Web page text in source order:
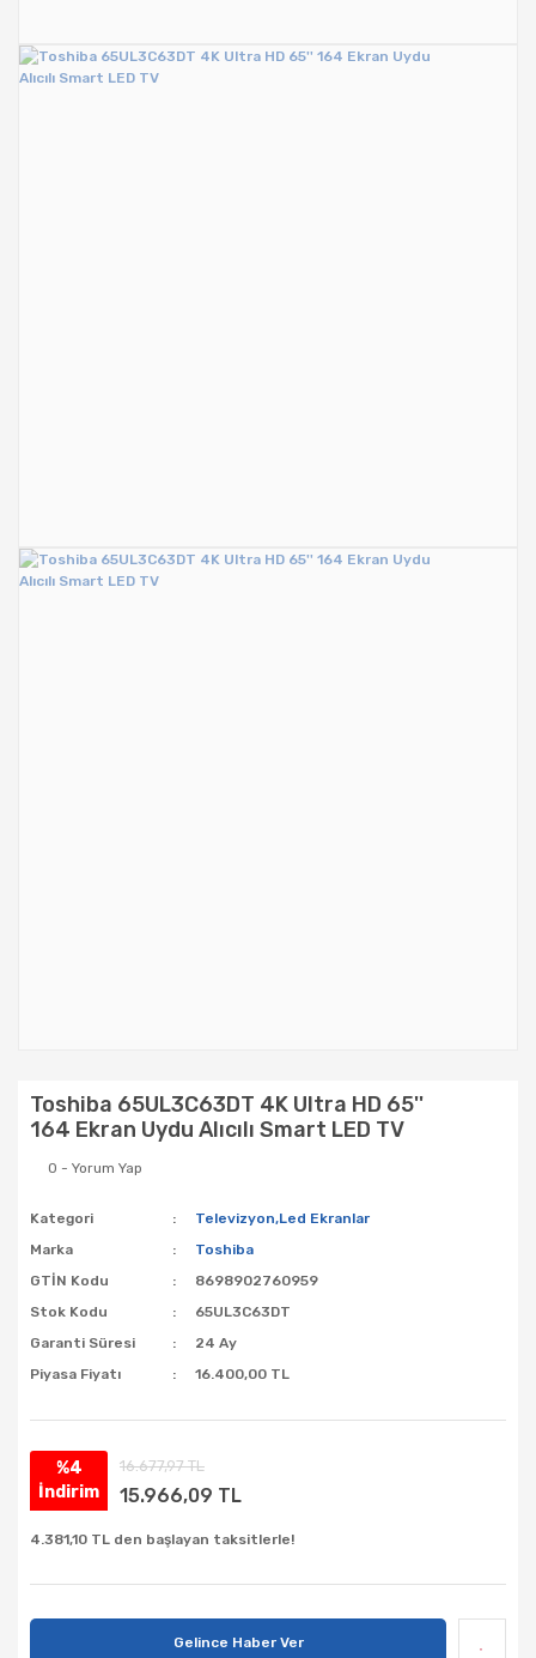
Toshiba 65UL3C63DT 4K Ultra HD 65''
164 Ekran Uydu Alıcılı Smart LED TV
0 - Yorum Yap
Kategori
Televizyon,Led Ekranlar
Marka
Toshiba
GTİN Kodu
8698902760959
Stok Kodu
65UL3C63DT
Garanti Süresi
24 Ay
Piyasa Fiyatı
16.400,00 TL
%4
İndirim
16.677,97 TL
15.966,09 TL
4.381,10 TL den başlayan taksitlerle!
Gelince Haber Ver